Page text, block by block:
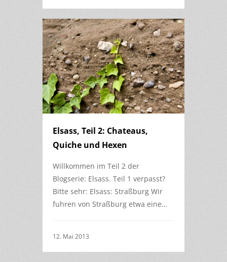
Elsass, Teil 2: Chateaus,
Quiche und Hexen
Willkommen im Teil 2 der
Blogserie: Elsass. Teil 1 verpasst?
Bitte sehr: Elsass: Straßburg Wir
fuhren von Straßburg etwa eine…
12. Mai 2013